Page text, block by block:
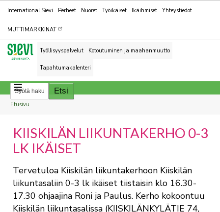
Kohderyhmät
International Sievi Perheet Nuoret Työikäiset Ikäihmiset Yhteystiedot
MUTTIMARKKINAT
Työllisyyspalvelut Kotoutuminen ja maahanmuutto
Tapahtumakalenteri
Breadcrumbs
You
here:
Etusivu
KIISKILÄN LIIKUNTAKERHO 0-3
LK IKÄISET
Tervetuloa Kiiskilän liikuntakerhoon Kiiskilän
liikuntasaliin 0-3 lk ikäiset tiistaisin klo 16.30-
17.30 ohjaajina Roni ja Paulus. Kerho kokoontuu
Kiiskilän liikuntasalissa (KIISKILÄNKYLÄTIE 74,